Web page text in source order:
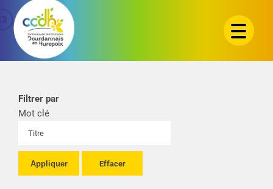
Passer
contenu
Filtrer par
Mot clé
Appliquer